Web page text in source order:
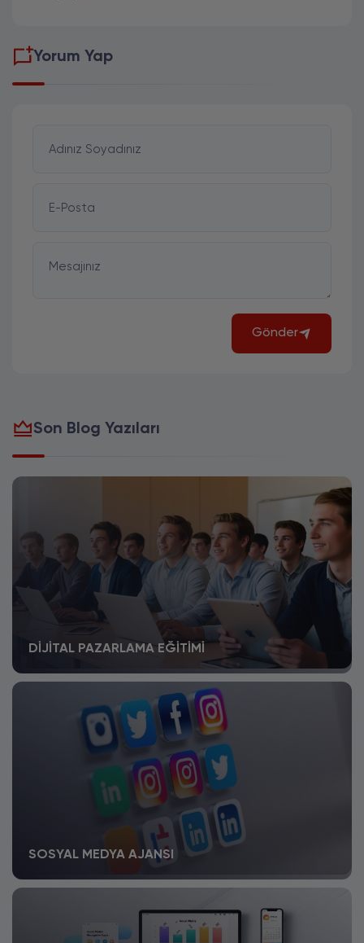
Yorum Yap
Adınız Soyadınız
E-Posta
Mesajınız
Gönder
Son Blog Yazıları
DIJITAL PAZARLAMA EĞITIMI
SOSYAL MEDYA AJANSI